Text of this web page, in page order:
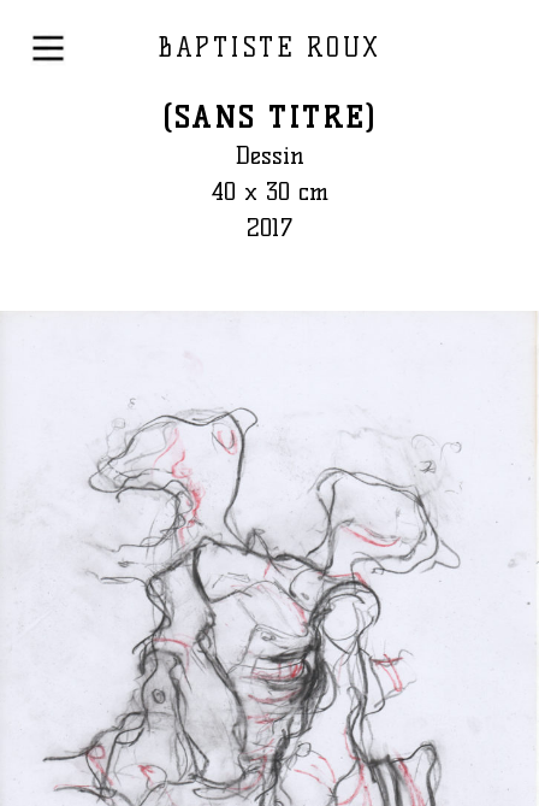
BAPTISTE ROUX
(SANS TITRE)
Dessin
40 x 30 cm
2017